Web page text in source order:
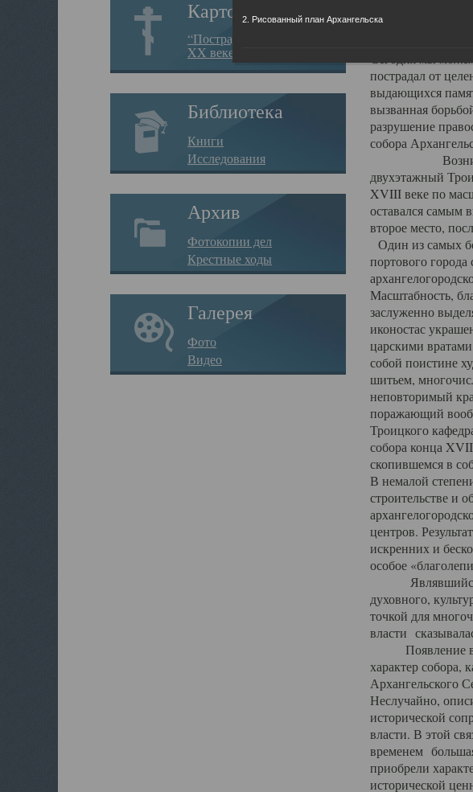
Картотека
“Пострадавшие за веру в
XX веке на Севере”
Библиотека
Книги
Исследования
Архив
Фотокопии дел
Крестные ходы
Галерея
Фото
Видео
Свято-Троицкий
Сегодня мы
пострадал от
выдающихся
вызванная
разрушение
собора
Возникнув в
двухэтажный
XVIII веке по
оставался самым
второе место,
Один из самых
портового
Масштабность,
заслуженно
иконостас
царскими
собой поистине
шитьем,
неповторимый
поражающий
Троицкого
собора конца
скопившемся в
В немалой
строительстве и
центров.
искренних и
особое
Являвшийся
духовного,
точкой для
власти
Появление в
характер собора,
Архангельского
Неслучайно,
исторической
власти. В этой
временем
приобрели
исторической
2. Рисованный план Архангельска